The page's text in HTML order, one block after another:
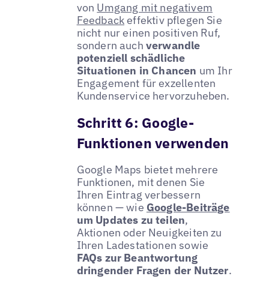
von Umgang mit negativem
Feedback effektiv pflegen Sie
nicht nur einen positiven Ruf,
sondern auch verwandle
potenziell schädliche
Situationen in Chancen um Ihr
Engagement für exzellenten
Kundenservice hervorzuheben.
Schritt 6: Google-
Funktionen verwenden
Google Maps bietet mehrere
Funktionen, mit denen Sie
Ihren Eintrag verbessern
können — wie Google-Beiträge
um Updates zu teilen,
Aktionen oder Neuigkeiten zu
Ihren Ladestationen sowie
FAQs zur Beantwortung
dringender Fragen der Nutzer.